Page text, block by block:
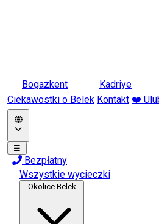
Bogazkent Kadriye
Ciekawostki o Belek Kontakt ❤️
☰
Bezpłatny
Wszystkie wycieczki
Okolice Belek